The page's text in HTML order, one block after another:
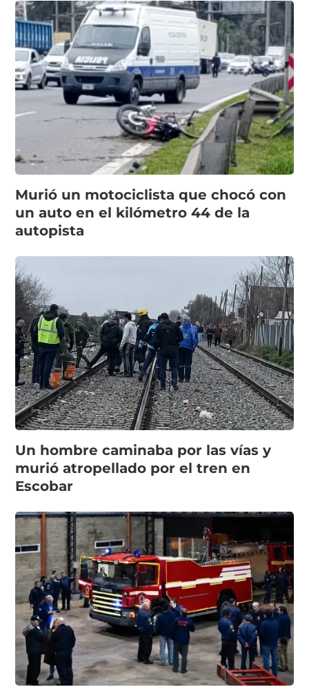
Murió un motociclista que chocó con
un auto en el kilómetro 44 de la
autopista
Un hombre caminaba por las vías y
murió atropellado por el tren en
Escobar